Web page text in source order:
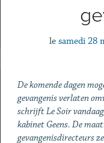
le samedi 28
De komende dagen
gevangenis verlaten
schrijft Le Soir
kabinet Geens. De
gevangenisdirecteurs